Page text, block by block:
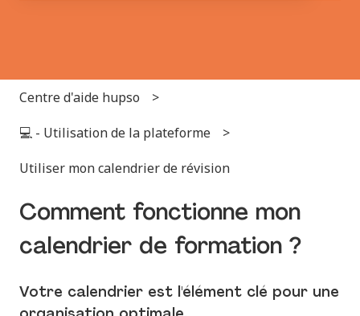
Centre d'aide hupso
💻 - Utilisation de la plateforme
Utiliser mon calendrier de révision
Comment fonctionne mon
calendrier de formation ?
Votre calendrier est l'élément clé pour une